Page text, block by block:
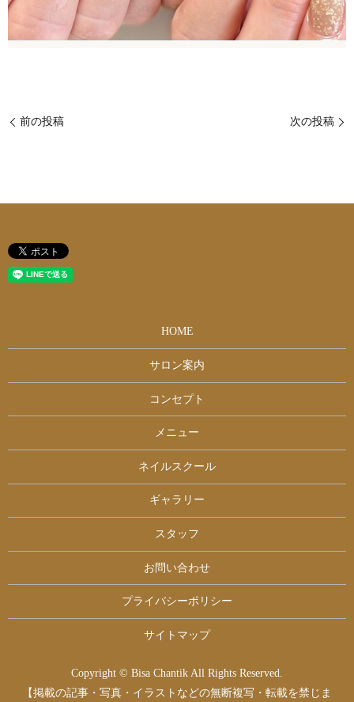
前の投稿 次の投稿
HOME
サロン案内
コンセプト
メニュー
ネイルスクール
ギャラリー
スタッフ
お問い合わせ
プライバシーポリシー
サイトマップ
Copyright © Bisa Chantik All Rights Reserved.
【掲載の記事・写真・イラストなどの無断複写・転載を禁じま